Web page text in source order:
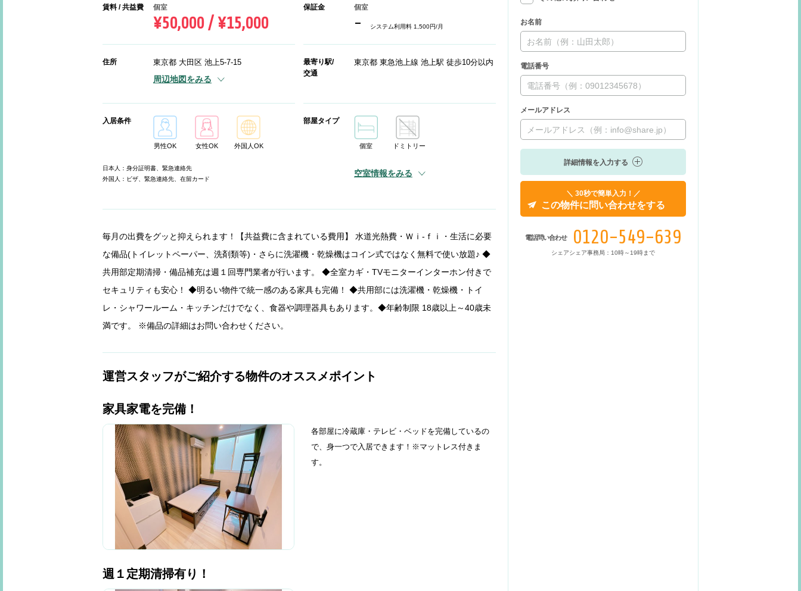
賃料 / 共益費 個室
¥50,000 / ¥15,000
保証金 個室
- システム利用料 1,500円/月
住所 東京都 大田区 池上5-7-15
周辺地図をみる
最寄り駅/
交通
東京都 東急池上線 池上駅 徒歩10分以内
入居条件
男性OK 女性OK 外国人OK
日本人：身分証明書、緊急連絡先
外国人：ビザ、緊急連絡先、在留カード
部屋タイプ
個室 ドミトリー
空室情報をみる
毎月の出費をグッと抑えられます！【共益費に含まれている費用】 水道光熱費・Ｗｉ-ｆｉ・生活に必要
な備品(トイレットペーパー、洗剤類等)・さらに洗濯機・乾燥機はコイン式ではなく無料で使い放題♪ ◆
共用部定期清掃・備品補充は週１回専門業者が行います。 ◆全室カギ・TVモニターインターホン付きで
セキュリティも安心！ ◆明るい物件で統一感のある家具も完備！ ◆共用部には洗濯機・乾燥機・トイ
レ・シャワールーム・キッチンだけでなく、食器や調理器具もあります。◆年齢制限 18歳以上～40歳未
満です。 ※備品の詳細はお問い合わせください。
運営スタッフがご紹介する物件のオススメポイント
家具家電を完備！
各部屋に冷蔵庫・テレビ・ベッドを完備しているの
で、身一つで入居できます！※マットレス付きま
す。
週１定期清掃有り！
お名前
電話番号
メールアドレス
詳細情報を入力する
＼ 30秒で簡単入力！／
この物件に問い合わせをする
電話問い合わせ 0120-549-639
シェアシェア事務局：10時～19時まで